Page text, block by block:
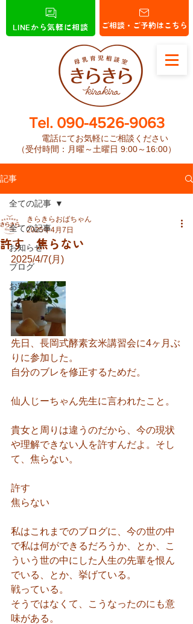
ご相談・ご予約はこちら
LINEから気軽に相談
​Tel. 090-4526-9063
電話にてお気軽にご相談ください
（受付時間：月曜～土曜日 9:00～16:00）
記事
全ての記事
お知らせ
ブログ
お客様の声
全ての記事
許す 焦らない
きらきらおばちゃん
2025年4月7日
2025/4/7(月)
先日、長岡式酵素玄米講習会に4ヶ月ぶ
りに参加した。
自分のブレを修正するためだ。
仙人じーちゃん先生に言われたこと。
貴女と周りは違うのだから、今の現状
や理解できない人を許すんだよ。そし
て、焦らない。
許す
焦らない
私はこれまでのブログに、今の世の中
で私は何ができるだろうか、とか、こ
ういう世の中にした人生の先輩を恨ん
でいる、とか、挙げている。
戦っている。
そうではなくて、こうなったのにも意
味がある。